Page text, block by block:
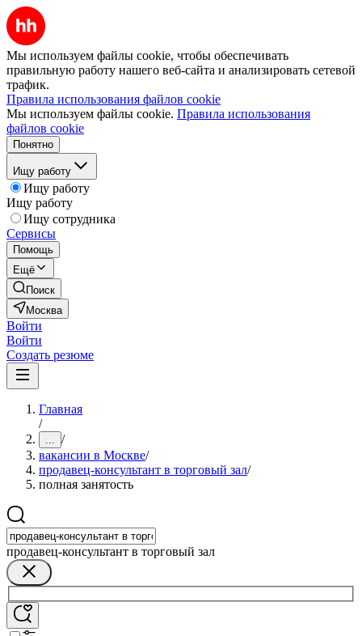
Мы используем файлы cookie, чтобы обеспечивать
правильную работу нашего веб-сайта и анализировать сетевой
трафик.
Правила использования файлов cookie
Мы используем файлы cookie. Правила использования
файлов cookie
Понятно
Ищу работу
Ищу работу
Ищу работу
Ищу сотрудника
Сервисы
Помощь
Ещё
Поиск
Москва
Войти
Войти
Создать резюме
Главная
/
... /
вакансии в Москве/
продавец-консультант в торговый зал/
полная занятость
продавец-консультант в торговый зал